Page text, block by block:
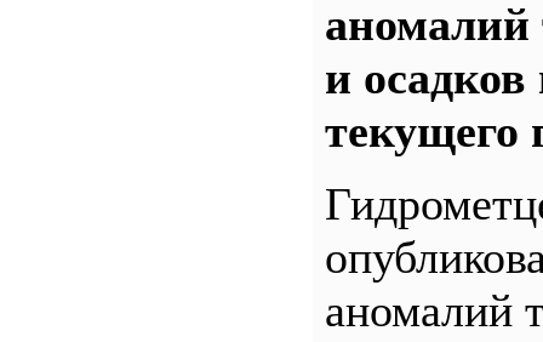
аномалий
и
текущего
аномалий